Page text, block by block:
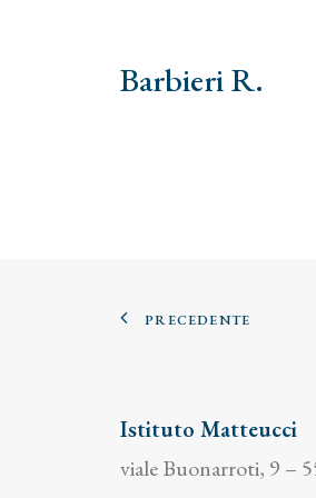
Barbieri R.
PRECEDENTE
Istituto Matteucci
viale Buonarroti, 9 –